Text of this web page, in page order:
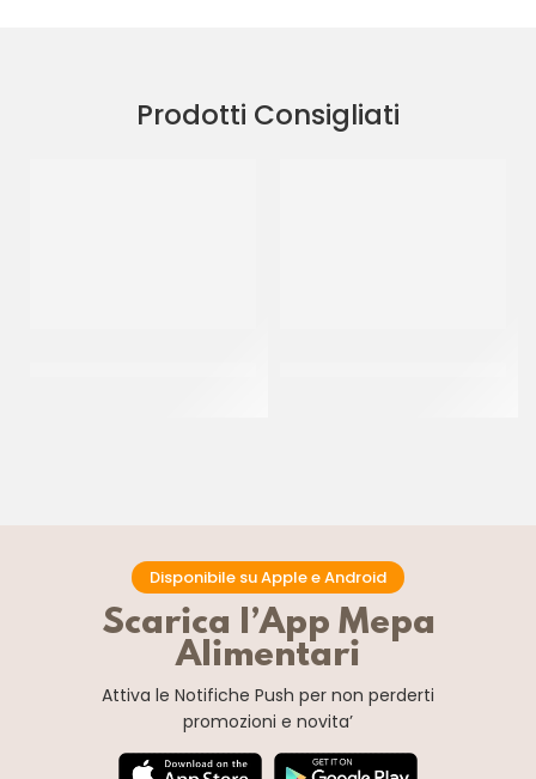
Prodotti Consigliati
Disponibile su Apple e Android
Scarica l’App Mepa
Alimentari
Attiva le Notifiche Push per non perderti
promozioni e novita’